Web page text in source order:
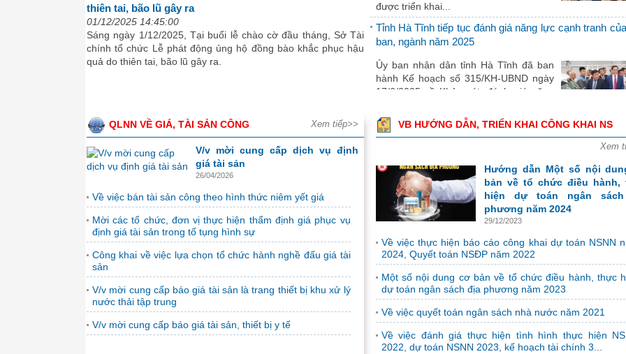
2021-2023, tầm nhìn đến năm 2050
06/04/2026 08:05:00
Đảng ủy Chính phủ quán triệt Chương
25/03/2026 08:02:00
Khai mạc trọng thể Hội nghị lần thứ 2 Ban
Về việc bán tài sản công theo hình thức
thiên tai, bão lũ gây ra
01/12/2025 14:45:00
Sáng ngày 1/12/2025, Tại buổi lễ chào cờ đầu tháng, Sở Tài
chính tổ chức Lễ phát động ủng hộ đồng bào khắc phục hậu
quả do thiên tai, bão lũ gây ra.
được triển khai...
Tỉnh Hà Tĩnh tiếp tục đánh giá năng lực cạnh tranh
ban, ngành năm 2025
Ủy ban nhân dân tỉnh Hà Tĩnh đã ban
hành Kế hoạch số 315/KH-UBND ngày
17/6/2025 về Khảo sát, đánh giá năng
Chương trình tập huấn phổ biến khung pháp lý và
dẫn sử dụng Hệ thống về đăng ký kinh doanh
Ngày 09/8/2025, Sở Tài chính Hà Tĩnh
phối hợp với Cục Phát triển Doanh
nghiệp tư nhân và kinh tế tập thể - Bộ
Tài chính tổ chức...
Tài liệu Đại hội Đảng bộ Sở Tài chính nhiệm kỳ 2025-
Nhiều hoạt động ý nghĩa hưởng ứng chương trình
Ba biên giới”
(Baohatinh.vn) - Chi đoàn Thanh tra
tỉnh, Chi đoàn Sở Tài chính, Chi đoàn
QLNN VỀ GIÁ, TÀI SẢN CÔNG Xem tiếp>>
V/v mời cung cấp dịch vụ định
giá tài sản
26/04/2026
Về việc bán tài sản công theo hình thức niêm yết giá
Mời các tổ chức, đơn vị thực hiện thẩm định giá phục vụ
định giá tài sản trong tố tụng hình sự
Công khai về việc lựa chọn tổ chức hành nghề đấu giá tài
sản
V/v mời cung cấp báo giá tài sản là trang thiết bị khu xử lý
nước thải tập trung
V/v mời cung cấp báo giá tài sản, thiết bị y tế
VB HƯỚNG DẪN, TRIỂN KHAI CÔNG KHAI NS
Xem
Hướng dẫn Một số nội
bản về tổ chức điều hành,
hiện dự toán ngân
phương năm 2024
29/12/2023
Về việc thực hiện báo cáo công khai dự toán NSNN
2024, Quyết toán NSĐP năm 2022
Một số nội dung cơ bản về tổ chức điều hành, thực
dự toán ngân sách địa phương năm 2023
Về việc quyết toán ngân sách nhà nước năm 2021
Về việc đánh giá thực hiện tình hình thực hiện
2022, dự toán NSNN 2023, kế hoạch tài chính 3...